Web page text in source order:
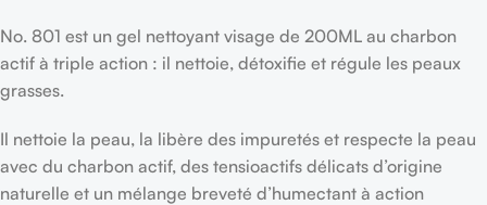
No. 801 est un gel nettoyant visage de 200ML au charbon
actif à triple action : il nettoie, détoxifie et régule les peaux
grasses.
Il nettoie la peau, la libère des impuretés et respecte la peau
avec du charbon actif, des tensioactifs délicats d’origine
naturelle et un mélange breveté d’humectant à action